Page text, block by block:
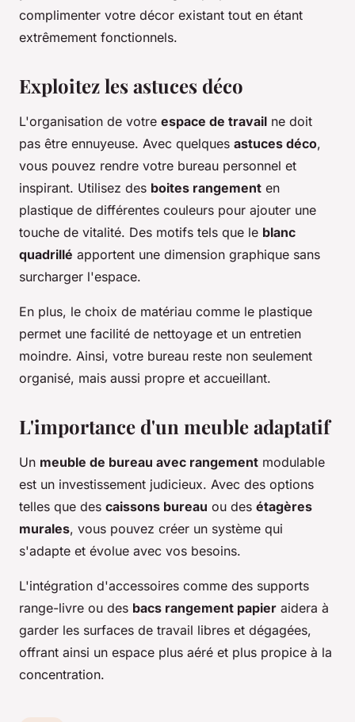
complimenter votre décor existant tout en étant
extrêmement fonctionnels.
Exploitez les astuces déco
L'organisation de votre espace de travail ne doit
pas être ennuyeuse. Avec quelques astuces déco,
vous pouvez rendre votre bureau personnel et
inspirant. Utilisez des boites rangement en
plastique de différentes couleurs pour ajouter une
touche de vitalité. Des motifs tels que le blanc
quadrillé apportent une dimension graphique sans
surcharger l'espace.
En plus, le choix de matériau comme le plastique
permet une facilité de nettoyage et un entretien
moindre. Ainsi, votre bureau reste non seulement
organisé, mais aussi propre et accueillant.
L'importance d'un meuble adaptatif
Un meuble de bureau avec rangement modulable
est un investissement judicieux. Avec des options
telles que des caissons bureau ou des étagères
murales, vous pouvez créer un système qui
s'adapte et évolue avec vos besoins.
L'intégration d'accessoires comme des supports
range-livre ou des bacs rangement papier aidera à
garder les surfaces de travail libres et dégagées,
offrant ainsi un espace plus aéré et plus propice à la
concentration.